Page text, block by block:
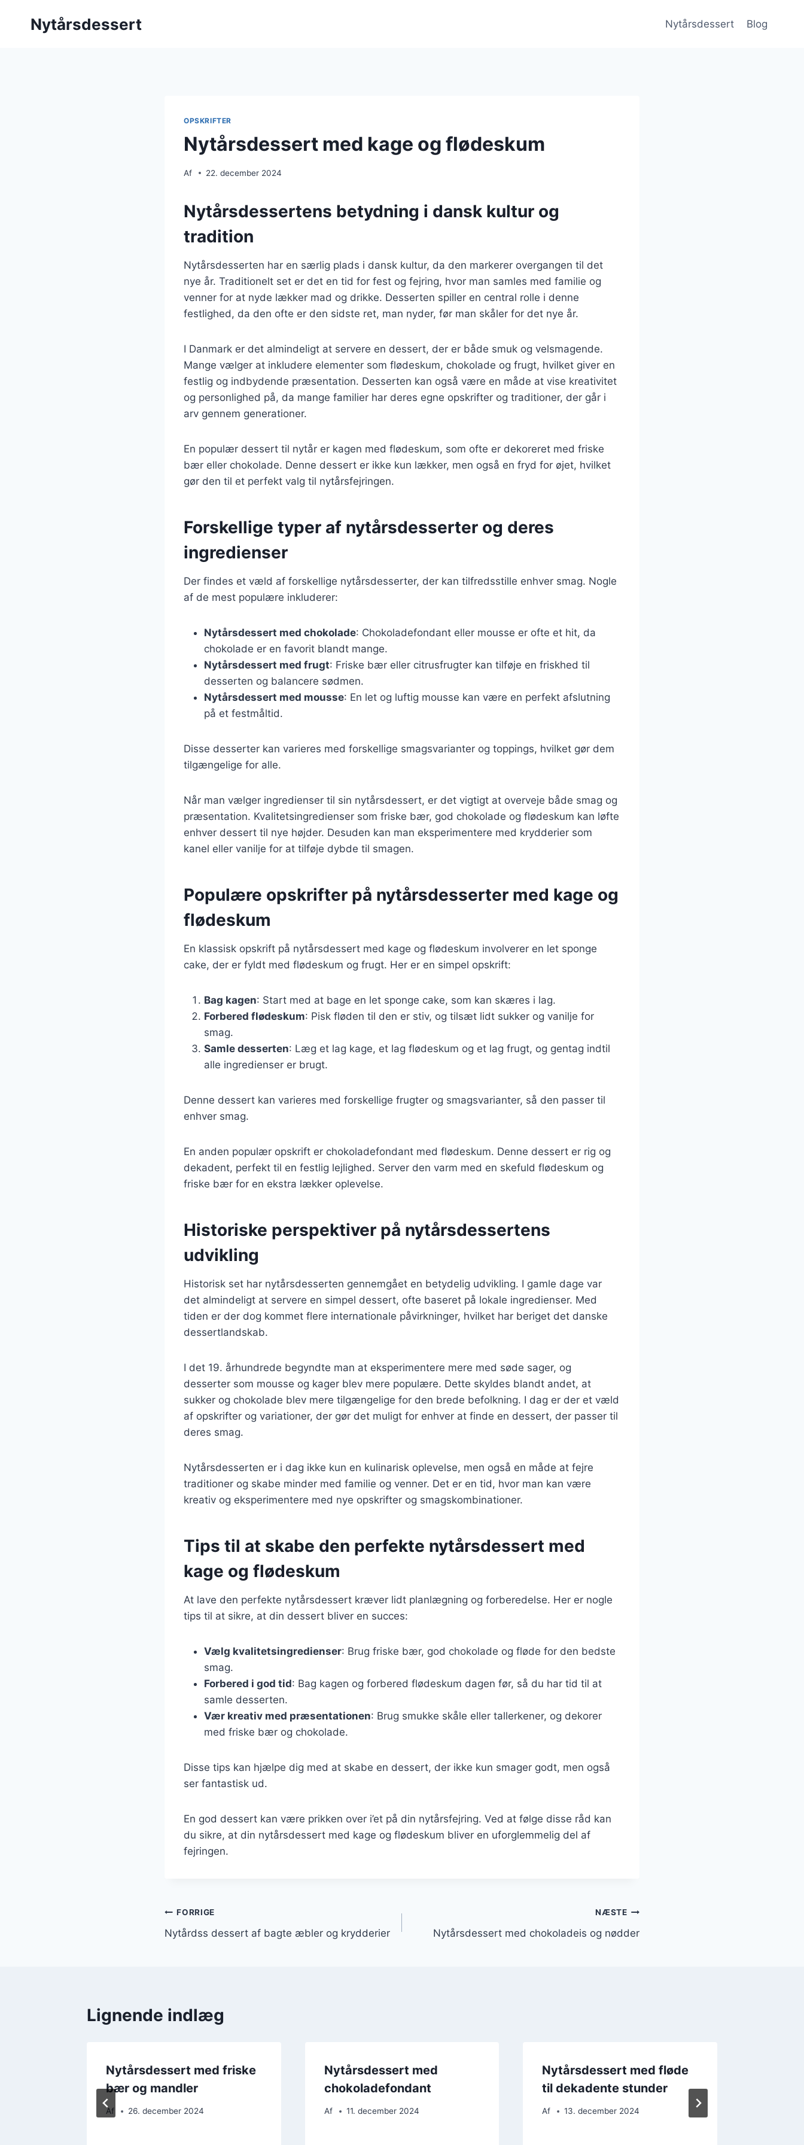
Nytårsdessert Nytårsdessert Blog
OPSKRIFTER
Nytårsdessert med kage og flødeskum
Af 22. december 2024
Nytårsdessertens betydning i dansk kultur og
tradition
Nytårsdesserten har en særlig plads i dansk kultur, da den markerer overgangen til det
nye år. Traditionelt set er det en tid for fest og fejring, hvor man samles med familie og
venner for at nyde lækker mad og drikke. Desserten spiller en central rolle i denne
festlighed, da den ofte er den sidste ret, man nyder, før man skåler for det nye år.
I Danmark er det almindeligt at servere en dessert, der er både smuk og velsmagende.
Mange vælger at inkludere elementer som flødeskum, chokolade og frugt, hvilket giver en
festlig og indbydende præsentation. Desserten kan også være en måde at vise kreativitet
og personlighed på, da mange familier har deres egne opskrifter og traditioner, der går i
arv gennem generationer.
En populær dessert til nytår er kagen med flødeskum, som ofte er dekoreret med friske
bær eller chokolade. Denne dessert er ikke kun lækker, men også en fryd for øjet, hvilket
gør den til et perfekt valg til nytårsfejringen.
Forskellige typer af nytårsdesserter og deres
ingredienser
Der findes et væld af forskellige nytårsdesserter, der kan tilfredsstille enhver smag. Nogle
af de mest populære inkluderer:
Nytårsdessert med chokolade: Chokoladefondant eller mousse er ofte et hit, da
chokolade er en favorit blandt mange.
Nytårsdessert med frugt: Friske bær eller citrusfrugter kan tilføje en friskhed til
desserten og balancere sødmen.
Nytårsdessert med mousse: En let og luftig mousse kan være en perfekt afslutning
på et festmåltid.
Disse desserter kan varieres med forskellige smagsvarianter og toppings, hvilket gør dem
tilgængelige for alle.
Når man vælger ingredienser til sin nytårsdessert, er det vigtigt at overveje både smag og
præsentation. Kvalitetsingredienser som friske bær, god chokolade og flødeskum kan løfte
enhver dessert til nye højder. Desuden kan man eksperimentere med krydderier som
kanel eller vanilje for at tilføje dybde til smagen.
Populære opskrifter på nytårsdesserter med kage og
flødeskum
En klassisk opskrift på nytårsdessert med kage og flødeskum involverer en let sponge
cake, der er fyldt med flødeskum og frugt. Her er en simpel opskrift:
Bag kagen: Start med at bage en let sponge cake, som kan skæres i lag.
Forbered flødeskum: Pisk fløden til den er stiv, og tilsæt lidt sukker og vanilje for
smag.
Samle desserten: Læg et lag kage, et lag flødeskum og et lag frugt, og gentag indtil
alle ingredienser er brugt.
Denne dessert kan varieres med forskellige frugter og smagsvarianter, så den passer til
enhver smag.
En anden populær opskrift er chokoladefondant med flødeskum. Denne dessert er rig og
dekadent, perfekt til en festlig lejlighed. Server den varm med en skefuld flødeskum og
friske bær for en ekstra lækker oplevelse.
Historiske perspektiver på nytårsdessertens
udvikling
Historisk set har nytårsdesserten gennemgået en betydelig udvikling. I gamle dage var
det almindeligt at servere en simpel dessert, ofte baseret på lokale ingredienser. Med
tiden er der dog kommet flere internationale påvirkninger, hvilket har beriget det danske
dessertlandskab.
I det 19. århundrede begyndte man at eksperimentere mere med søde sager, og
desserter som mousse og kager blev mere populære. Dette skyldes blandt andet, at
sukker og chokolade blev mere tilgængelige for den brede befolkning. I dag er der et væld
af opskrifter og variationer, der gør det muligt for enhver at finde en dessert, der passer til
deres smag.
Nytårsdesserten er i dag ikke kun en kulinarisk oplevelse, men også en måde at fejre
traditioner og skabe minder med familie og venner. Det er en tid, hvor man kan være
kreativ og eksperimentere med nye opskrifter og smagskombinationer.
Tips til at skabe den perfekte nytårsdessert med
kage og flødeskum
At lave den perfekte nytårsdessert kræver lidt planlægning og forberedelse. Her er nogle
tips til at sikre, at din dessert bliver en succes:
Vælg kvalitetsingredienser: Brug friske bær, god chokolade og fløde for den bedste
smag.
Forbered i god tid: Bag kagen og forbered flødeskum dagen før, så du har tid til at
samle desserten.
Vær kreativ med præsentationen: Brug smukke skåle eller tallerkener, og dekorer
med friske bær og chokolade.
Disse tips kan hjælpe dig med at skabe en dessert, der ikke kun smager godt, men også
ser fantastisk ud.
En god dessert kan være prikken over i’et på din nytårsfejring. Ved at følge disse råd kan
du sikre, at din nytårsdessert med kage og flødeskum bliver en uforglemmelig del af
fejringen.
Indlægsnavigation
FORRIGE
Nytårdss dessert af bagte æbler og krydderier
NÆSTE
Nytårsdessert med chokoladeis og nødder
Lignende indlæg
Nytårsdessert med friske
bær og mandler
Af 26. december 2024
Nytårsdessert med
chokoladefondant
Af 11. december 2024
Nytårsdessert med fløde
til dekadente stunder
Af 13. december 2024